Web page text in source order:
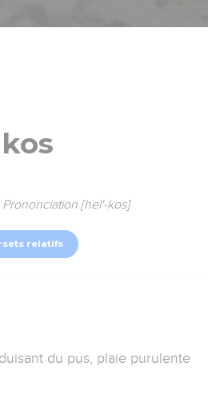
Prononciation [hel'-kos]
relatifs
du pus, plaie purulente